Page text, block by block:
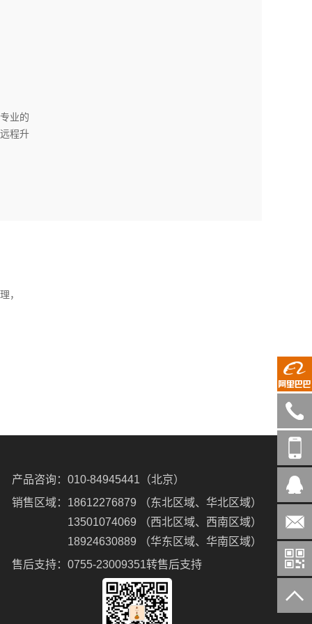
业的
程升
，
产品咨询： 010-84945441（北京）
销售区域： 18612276879 （东北区域、华北区域）
13501074069 （西北区域、西南区域）
18924630889 （华东区域、华南区域）
售后支持： 0755-23009351转售后支持
010-
在线
客服